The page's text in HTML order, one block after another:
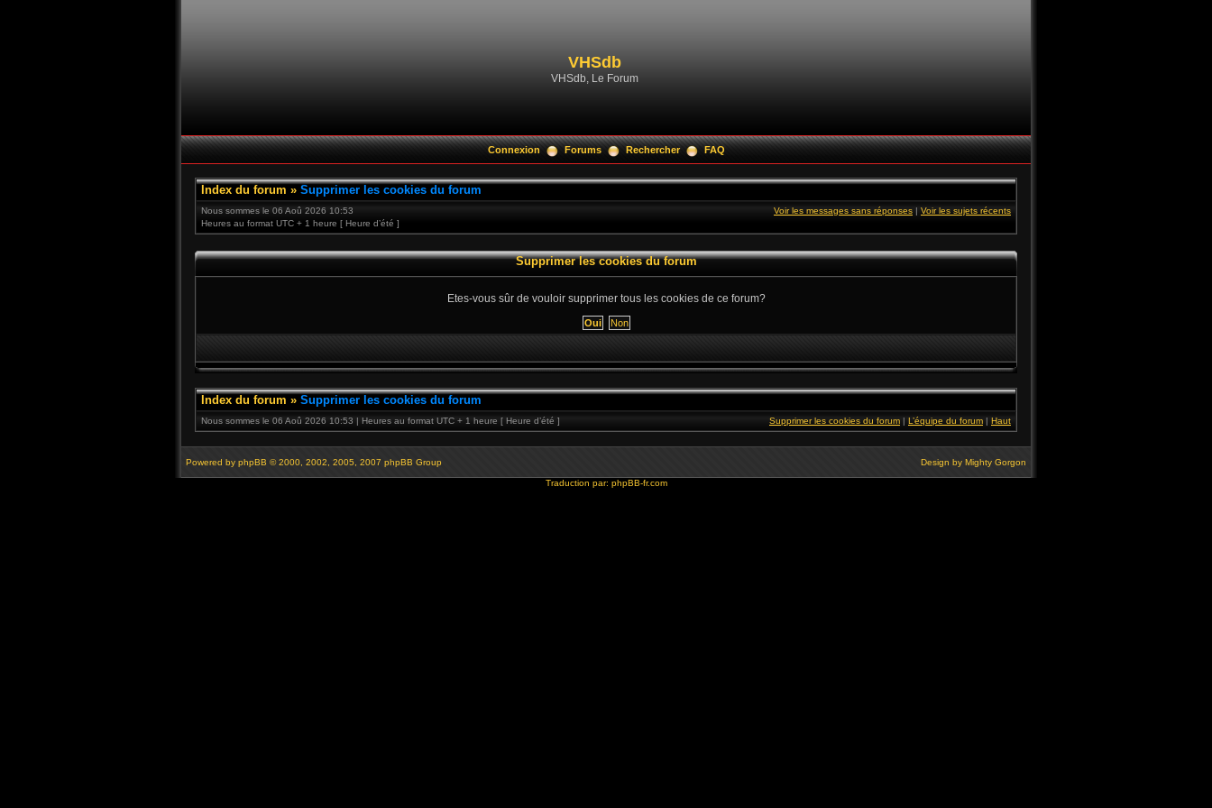
VHSdb
VHSdb, Le Forum
Connexion Forums Rechercher FAQ
Index du forum » Supprimer les cookies du forum
Nous sommes le 06 Aoû 2026 10:53
Heures au format UTC + 1 heure [ Heure d’été ]
Voir les messages sans réponses | Voir les sujets récents
Supprimer les cookies du forum
Etes-vous sûr de vouloir supprimer tous les cookies de ce forum?
Index du forum » Supprimer les cookies du forum
Nous sommes le 06 Aoû 2026 10:53 | Heures au format UTC + 1 heure [ Heure d’été ] Supprimer les cookies du forum | L’équipe du forum | Haut
Powered by phpBB © 2000, 2002, 2005, 2007 phpBB Group Design by Mighty Gorgon
Traduction par: phpBB-fr.com